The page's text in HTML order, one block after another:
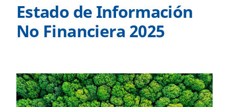
Estado de Información
No Financiera 2025